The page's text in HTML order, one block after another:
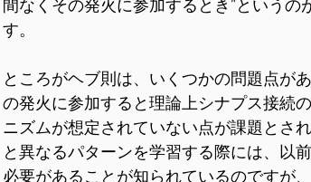
間なくその発火に参加するとき”という
す。
ところがヘブ則は、いくつかの問題点が
の発火に参加すると理論上シナプス接続
ニズムが想定されていない点が課題とさ
と異なるパターンを学習する際には、以
必要があることが知られているのですが